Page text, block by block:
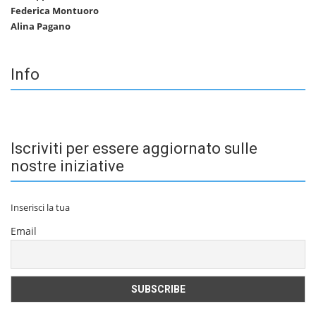
Federica Montuoro
Alina Pagano
Info
Iscriviti per essere aggiornato sulle
nostre iniziative
Inserisci la tua
Email